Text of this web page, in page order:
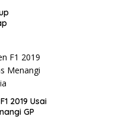
2019 Usai
GP